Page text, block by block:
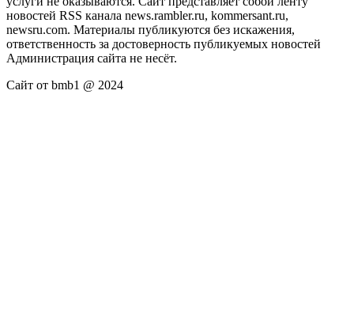
новостей RSS канала news.rambler.ru, kommersant.ru,
newsru.com. Материалы публикуются без искажения,
ответственность за достоверность публикуемых новостей
Администрация сайта не несёт.
Сайт от bmb1 @ 2024